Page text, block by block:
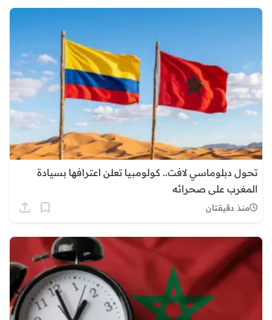
تحول دبلوماسي لافت.. كولومبيا تعلن اعترافها بسيادة
المغرب على صحرائه
منذ دقيقتان